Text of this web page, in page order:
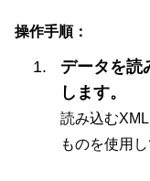
操作手順：
データを読
します。
読み込む
ものを使用し